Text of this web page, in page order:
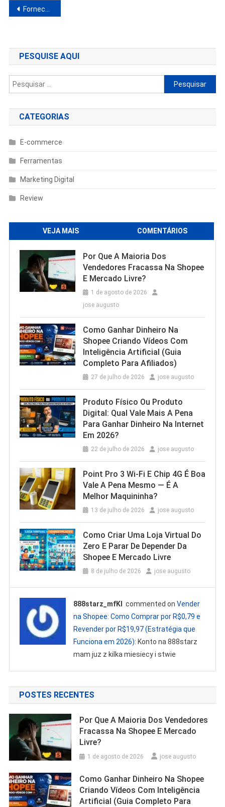
Navegação
Post
Fornecedores de Peças de Moto para Revenda
PESQUISE AQUI
Pesquisar
por:
CATEGORIAS
E-commerce
Ferramentas
Marketing Digital
Review
VEJA MAIS COMENTÁRIOS
Por Que A Maioria Dos
Vendedores Fracassa Na Shopee
E Mercado Livre?
1 de agosto de 2026
jose augusto
Como Ganhar Dinheiro Na
Shopee Criando Vídeos Com
Inteligência Artificial (Guia
Completo Para Afiliados)
27 de julho de 2026 jose augusto
Produto Físico Ou Produto
Digital: Qual Vale Mais A Pena
Para Ganhar Dinheiro Na Internet
Em 2026?
22 de julho de 2026 jose augusto
Point Pro 3 Wi‑Fi E Chip 4G É Boa
Vale A Pena Mesmo — É A
Melhor Maquininha?
13 de julho de 2026 jose augusto
Como Criar Uma Loja Virtual Do
Zero E Parar De Depender Da
Shopee E Mercado Livre
8 de julho de 2026 jose augusto
888starz_mfKl commented onVender
na Shopee: Como Comprar por R$0,79 e
Revender por R$19,97 (Estratégia que
Funciona em 2026): Konto na 888starz
mam juz z kilka miesiecy i stwie
POSTES RECENTES
Por Que A Maioria Dos Vendedores
Fracassa Na Shopee E Mercado
Livre?
1 de agosto de 2026 jose augusto
Como Ganhar Dinheiro Na Shopee
Criando Vídeos Com Inteligência
Artificial (Guia Completo Para